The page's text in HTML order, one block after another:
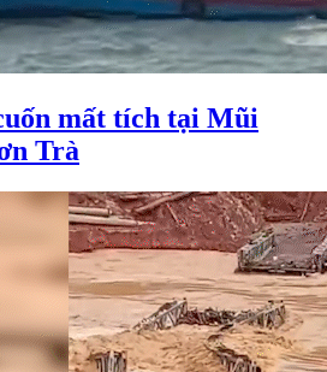
mất tích tại Mũi
Trà